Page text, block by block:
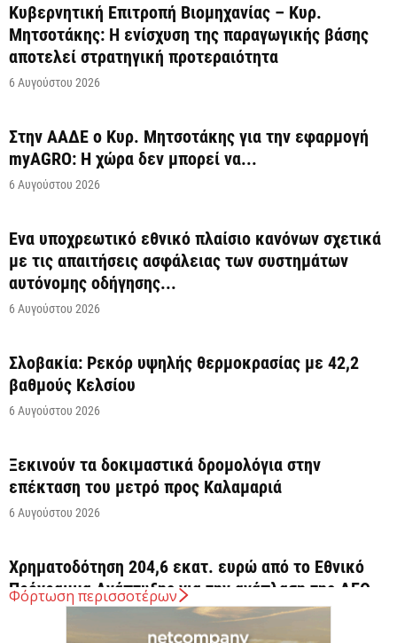
Κυβερνητική Επιτροπή Βιομηχανίας – Κυρ.
Μητσοτάκης: Η ενίσχυση της παραγωγικής βάσης
αποτελεί στρατηγική προτεραιότητα
6 Αυγούστου 2026
Στην ΑΑΔΕ ο Κυρ. Μητσοτάκης για την εφαρμογή
myAGRO: Η χώρα δεν μπορεί να...
6 Αυγούστου 2026
Ένα υποχρεωτικό εθνικό πλαίσιο κανόνων σχετικά
με τις απαιτήσεις ασφάλειας των συστημάτων
αυτόνομης οδήγησης...
6 Αυγούστου 2026
Σλοβακία: Ρεκόρ υψηλής θερμοκρασίας με 42,2
βαθμούς Κελσίου
6 Αυγούστου 2026
Ξεκινούν τα δοκιμαστικά δρομολόγια στην
επέκταση του μετρό προς Καλαμαριά
6 Αυγούστου 2026
Χρηματοδότηση 204,6 εκατ. ευρώ από το Εθνικό
Πρόγραμμα Ανάπτυξης για την ανάπλαση της ΔΕΘ
Φόρτωση περισσοτέρων